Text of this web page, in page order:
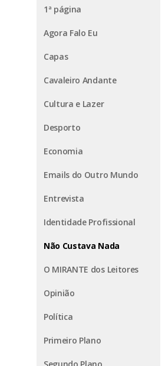
1ª página
Agora Falo Eu
Capas
Cavaleiro Andante
Cultura e Lazer
Desporto
Economia
Emails do Outro Mundo
Entrevista
Identidade Profissional
Não Custava Nada
O MIRANTE dos Leitores
Opinião
Política
Primeiro Plano